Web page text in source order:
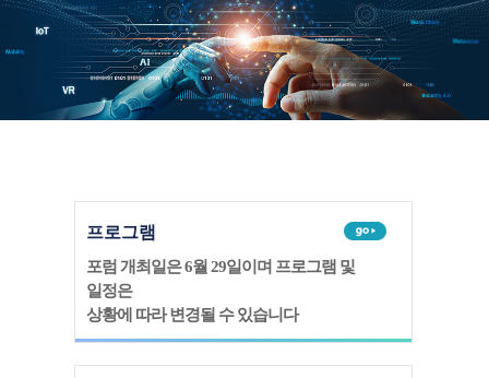
프로그램
포럼 개최일은 6월 29일이며 프로그램 및
일정은
상황에 따라 변경될 수 있습니다